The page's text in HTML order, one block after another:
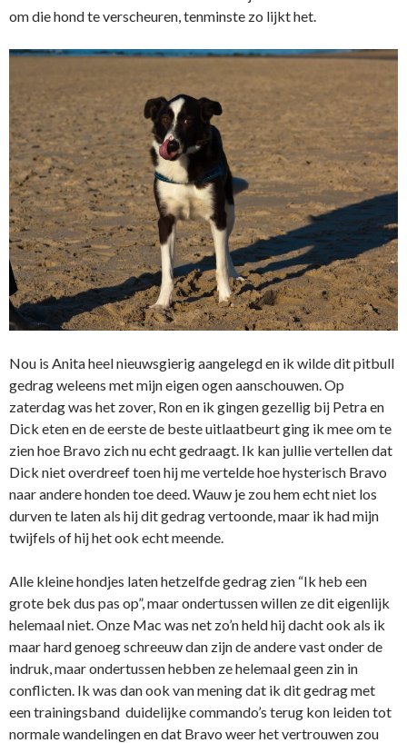
om die hond te verscheuren, tenminste zo lijkt het.
Nou is Anita heel nieuwsgierig aangelegd en ik wilde dit pitbull
gedrag weleens met mijn eigen ogen aanschouwen. Op
zaterdag was het zover, Ron en ik gingen gezellig bij Petra en
Dick eten en de eerste de beste uitlaatbeurt ging ik mee om te
zien hoe Bravo zich nu echt gedraagt. Ik kan jullie vertellen dat
Dick niet overdreef toen hij me vertelde hoe hysterisch Bravo
naar andere honden toe deed. Wauw je zou hem echt niet los
durven te laten als hij dit gedrag vertoonde, maar ik had mijn
twijfels of hij het ook echt meende.
Alle kleine hondjes laten hetzelfde gedrag zien “Ik heb een
grote bek dus pas op”, maar ondertussen willen ze dit eigenlijk
helemaal niet. Onze Mac was net zo’n held hij dacht ook als ik
maar hard genoeg schreeuw dan zijn de andere vast onder de
indruk, maar ondertussen hebben ze helemaal geen zin in
conflicten. Ik was dan ook van mening dat ik dit gedrag met
een trainingsband duidelijke commando’s terug kon leiden tot
normale wandelingen en dat Bravo weer het vertrouwen zou